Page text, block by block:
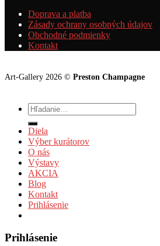
Doprava a platba
Zásady ochrany osobných údajov
Obchodné podmienky
Kontakt
Art-Gallery 2026 © Preston Champagne
Hľadať:
Diela
Výber kurátorov
O nás
Výstavy
AKCIA
Blog
Kontakt
Prihlásenie
Prihlásenie